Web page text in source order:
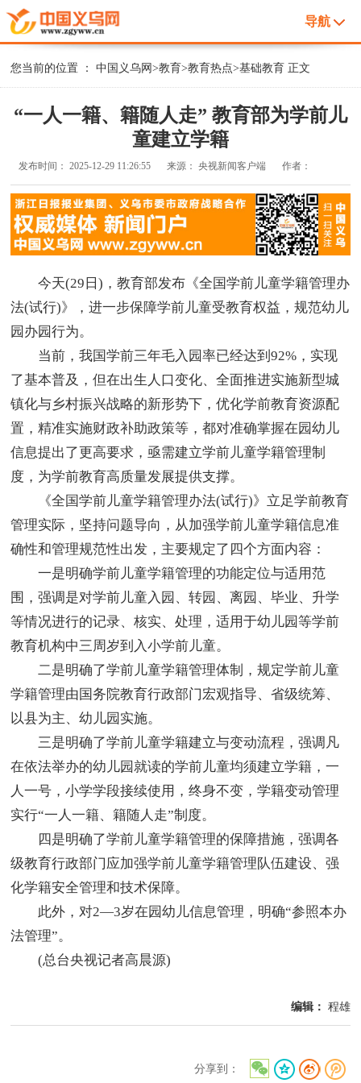
导航
您当前的位置 ：中国义乌网>教育>教育热点>基础教育 正文
“一人一籍、籍随人走” 教育部为学前儿
童建立学籍
发布时间：2025-12-29 11:26:55 来源：央视新闻客户端 作者：
今天(29日)，教育部发布《全国学前儿童学籍管理办
法(试行)》，进一步保障学前儿童受教育权益，规范幼儿
园办园行为。
当前，我国学前三年毛入园率已经达到92%，实现
了基本普及，但在出生人口变化、全面推进实施新型城
镇化与乡村振兴战略的新形势下，优化学前教育资源配
置，精准实施财政补助政策等，都对准确掌握在园幼儿
信息提出了更高要求，亟需建立学前儿童学籍管理制
度，为学前教育高质量发展提供支撑。
《全国学前儿童学籍管理办法(试行)》立足学前教育
管理实际，坚持问题导向，从加强学前儿童学籍信息准
确性和管理规范性出发，主要规定了四个方面内容：
一是明确学前儿童学籍管理的功能定位与适用范
围，强调是对学前儿童入园、转园、离园、毕业、升学
等情况进行的记录、核实、处理，适用于幼儿园等学前
教育机构中三周岁到入小学前儿童。
二是明确了学前儿童学籍管理体制，规定学前儿童
学籍管理由国务院教育行政部门宏观指导、省级统筹、
以县为主、幼儿园实施。
三是明确了学前儿童学籍建立与变动流程，强调凡
在依法举办的幼儿园就读的学前儿童均须建立学籍，一
人一号，小学学段接续使用，终身不变，学籍变动管理
实行“一人一籍、籍随人走”制度。
四是明确了学前儿童学籍管理的保障措施，强调各
级教育行政部门应加强学前儿童学籍管理队伍建设、强
化学籍安全管理和技术保障。
此外，对2—3岁在园幼儿信息管理，明确“参照本办
法管理”。
(总台央视记者高晨源)
编辑： 程雄
分享到：